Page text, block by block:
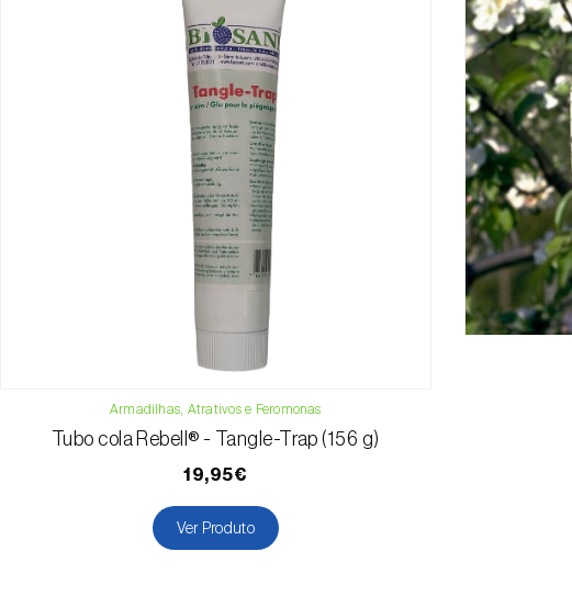
Armadilhas, Atrativos e Feromonas
Tubo cola Rebell® - Tangle-Trap (156 g)
19,95€
Ver Produto